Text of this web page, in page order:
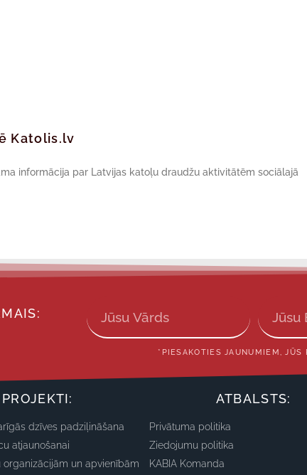
Katolis.lv
informācija par Latvijas katoļu draudžu aktivitātēm sociālajā
*PIESAKOTIES JAUNUMIEM, JŪS
PROJEKTI:
dzīves padziļināšana
atjaunošanai
organizācijām un apvienībām
ATBALSTS:
Privātuma politika
Ziedojumu politika
KABIA Komanda